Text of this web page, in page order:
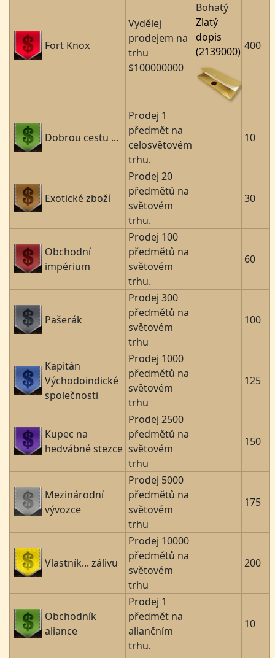
Fort Knox
Vydělej
prodejem na
trhu
$100000000
Bohatý
Zlatý
dopis
(2139000) 400
Dobrou cestu ...
Prodej 1
předmět na
celosvětovém
trhu.
10
Exotické zboží
Prodej 20
předmětů na
světovém
trhu.
30
Obchodní
impérium
Prodej 100
předmětů na
světovém
trhu.
60
Pašerák
Prodej 300
předmětů na
světovém
trhu
100
Kapitán
Východoindické
společnosti
Prodej 1000
předmětů na
světovém
trhu
125
Kupec na
hedvábné stezce
Prodej 2500
předmětů na
světovém
trhu
150
Mezinárodní
vývozce
Prodej 5000
předmětů na
světovém
trhu
175
Vlastník... zálivu
Prodej 10000
předmětů na
světovém
trhu
200
Obchodník
aliance
Prodej 1
předmět na
aliančním
trhu.
10